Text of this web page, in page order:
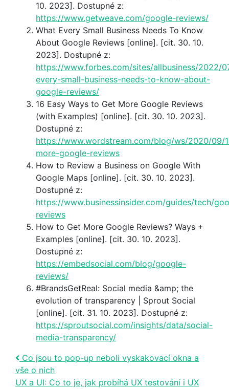
10. 2023]. Dostupné z:
https://www.getweave.com/google-reviews/
What Every Small Business Needs To Know
About Google Reviews [online]. [cit. 30. 10.
2023]. Dostupné z:
https://www.forbes.com/sites/allbusiness/2022/
every-small-business-needs-to-know-about-
google-reviews/
16 Easy Ways to Get More Google Reviews
(with Examples) [online]. [cit. 30. 10. 2023].
Dostupné z:
https://www.wordstream.com/blog/ws/2020/09/
more-google-reviews
How to Review a Business on Google With
Google Maps [online]. [cit. 30. 10. 2023].
Dostupné z:
https://www.businessinsider.com/guides/tech/
reviews
How to Get More Google Reviews? Ways +
Examples [online]. [cit. 30. 10. 2023].
Dostupné z:
https://embedsocial.com/blog/google-
reviews/
#BrandsGetReal: Social media &amp; the
evolution of transparency | Sprout Social
[online]. [cit. 31. 10. 2023]. Dostupné z:
https://sproutsocial.com/insights/data/social-
media-transparency/
Post navigation
Co jsou to pop-up neboli vyskakovací okna a
vše o nich
UX a UI: Co to je, jak probíhá UX testování i UX